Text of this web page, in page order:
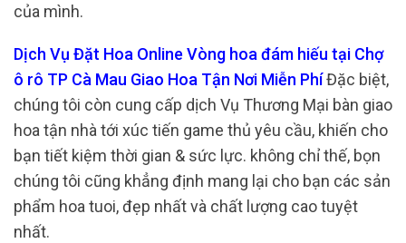
của mình.
Dịch Vụ Đặt Hoa Online Vòng hoa đám hiếu tại Chợ
ô rô TP Cà Mau Giao Hoa Tận Nơi Miễn PhíĐặc biệt,
chúng tôi còn cung cấp dịch Vụ Thương Mại bàn giao
hoa tận nhà tới xúc tiến game thủ yêu cầu, khiến cho
bạn tiết kiệm thời gian & sức lực. không chỉ thế, bọn
chúng tôi cũng khẳng định mang lại cho bạn các sản
phẩm hoa tuoi, đẹp nhất và chất lượng cao tuyệt
nhất.